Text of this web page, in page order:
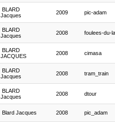
BLARD
Jacques
2009 pic-adam
BLARD
Jacques
2008 foulees-du-
BLARD
JACQUES
2008 cimasa
BLARD
Jacques
2008 tram_train
BLARD
Jacques
2008 dtour
Blard Jacques 2008 pic_adam